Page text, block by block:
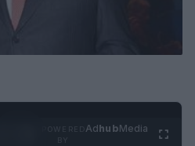
AdhubMedia